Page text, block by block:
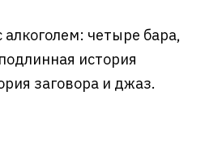
алкоголем: четыре бара,
история
заговора и джаз.